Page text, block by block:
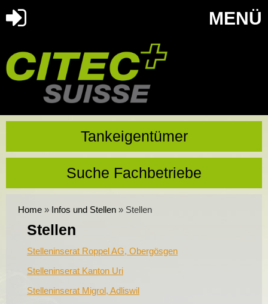
MENÜ
Tankeigentümer
Suche Fachbetriebe
Home » Infos und Stellen » Stellen
Stellen
Stelleninserat Roppel AG, Obergösgen
Stelleninserat Kanton Uri
Stelleninserat Migrol, Adliswil